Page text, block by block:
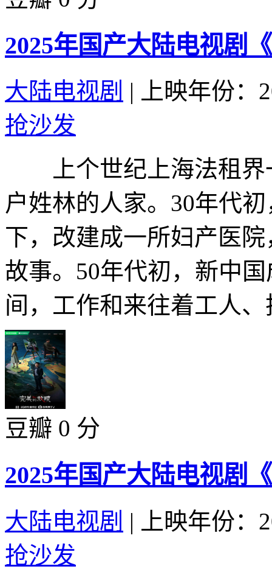
2025年国产大陆电视剧
大陆电视剧 |
上映年份：
抢沙发
上个世纪上海法租界
户姓林的人家。30年代
下，改建成一所妇产医
故事。50年代初，新中
间，工作和来往着工人
豆瓣 0 分
2025年国产大陆电视剧
大陆电视剧 |
上映年份：
抢沙发